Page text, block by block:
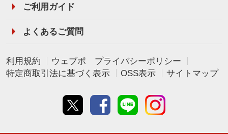
ご利用ガイド
よくあるご質問
利用規約
ウェブポ プライバシーポリシー
特定商取引法に基づく表示
OSS表示 サイトマップ
Twitter Facebookline